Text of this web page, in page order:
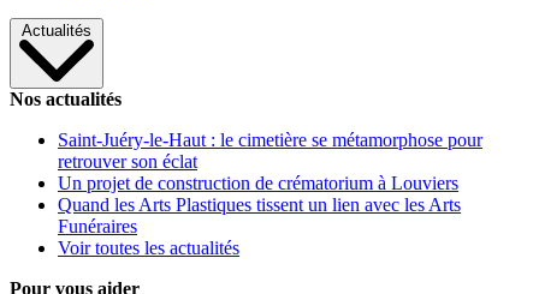
Actualités
Nos actualités
Saint-Juéry-le-Haut : le cimetière se métamorphose pour
retrouver son éclat
Un projet de construction de crématorium à Louviers
Quand les Arts Plastiques tissent un lien avec les Arts
Funéraires
Voir toutes les actualités
Pour vous aider